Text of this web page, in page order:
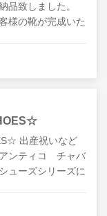
品致しました。
様の靴が完成いた
きました。 今
さんへの贈り物で
出産祝いなど
ンティコ チャバ
ューズシリーズに
の靴と同様で、発